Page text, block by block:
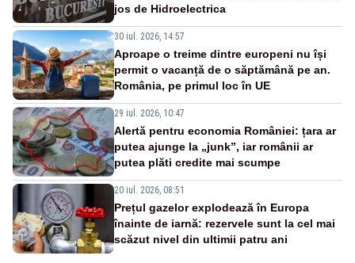
jos de Hidroelectrica
30 iul. 2026, 14:57
Aproape o treime dintre europeni nu își
permit o vacanță de o săptămână pe an.
România, pe primul loc în UE
29 iul. 2026, 10:47
Alertă pentru economia României: țara ar
putea ajunge la „junk”, iar românii ar
putea plăti credite mai scumpe
20 iul. 2026, 08:51
Prețul gazelor explodează în Europa
înainte de iarnă: rezervele sunt la cel mai
scăzut nivel din ultimii patru ani